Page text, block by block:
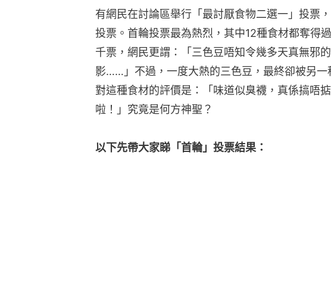
有網民在討論區舉行「最討厭食物二選一」投票
投票。首輪投票最為熱烈，其中12種食材都奪得
千票，網民更謂：「三色豆唔知令幾多天真無邪
影……」不過，一度大熱的三色豆，最終卻被另一
對這種食材的評價是：「味道似臭襪，真係搞唔
啦！」究竟是何方神聖？
以下先帶大家睇「首輪」投票結果：